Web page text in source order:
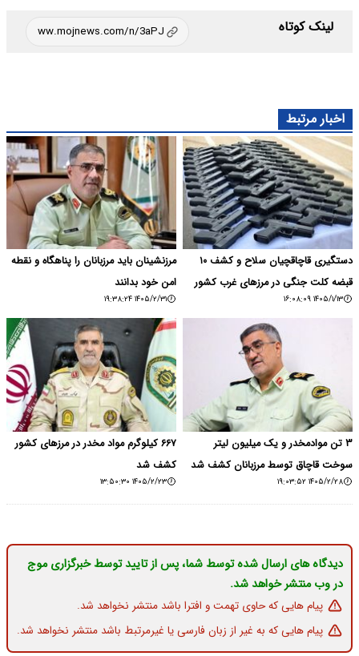
لینک کوتاه
اخبار مرتبط
دستگیری قاچاقچیان سلاح و کشف ۱۰
قبضه کلت جنگی در مرزهای غرب کشور
۱۴۰۵/۱/۱۳ ۱۶:۰۸:۰۹
مرزنشینان باید مرزبانان را پناهگاه و نقطه
امن خود بدانند
۱۴۰۵/۲/۳۱ ۱۹:۳۸:۲۴
۳ تن موادمخدر و یک میلیون لیتر
سوخت قاچاق توسط مرزبانان کشف شد
۱۴۰۵/۲/۲۸ ۱۹:۰۳:۵۲
۶۶۷ کیلوگرم مواد مخدر در مرزهای کشور
کشف شد
۱۴۰۵/۲/۲۳ ۱۳:۵۰:۳۰
دیدگاه های ارسال شده توسط شما، پس از تایید توسط خبرگزاری موج
در وب منتشر خواهد شد.
پیام هایی که حاوی تهمت و افترا باشد منتشر نخواهد شد.
پیام هایی که به غیر از زبان فارسی یا غیرمرتبط باشد منتشر نخواهد شد.